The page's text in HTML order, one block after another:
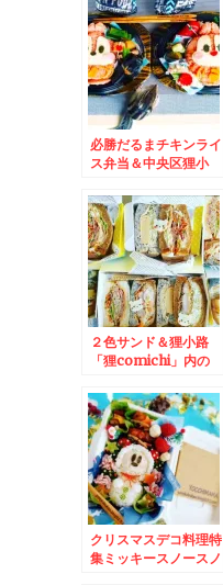
必勝だるまチキンライ
ス弁当＆中央区狸小
ハチ鮮魚店」の「海鮮
巻き」
２色サンド＆狸小路
「狸comichi」内の
ではお惣菜もお魚も買
えちゃいますよ～♪
クリスマスデコ料理特
集ミッキースノースノ